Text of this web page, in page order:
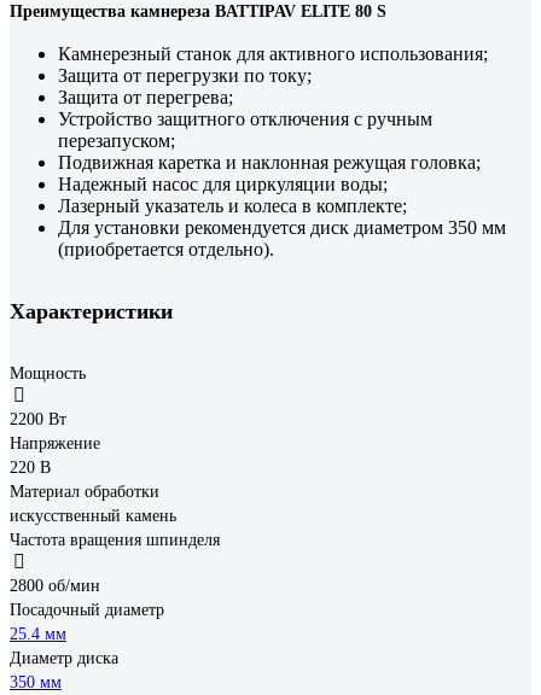
Преимущества камнереза BATTIPAV ELITE 80 S
Камнерезный станок для активного использования;
Защита от перегрузки по току;
Защита от перегрева;
Устройство защитного отключения с ручным
перезапуском;
Подвижная каретка и наклонная режущая головка;
Надежный насос для циркуляции воды;
Лазерный указатель и колеса в комплекте;
Для установки рекомендуется диск диаметром 350 мм
(приобретается отдельно).
Характеристики
Мощность
2200 Вт
Напряжение
220 В
Материал обработки
искусственный камень
Частота вращения шпинделя
2800 об/мин
Посадочный диаметр
25.4 мм
Диаметр диска
350 мм